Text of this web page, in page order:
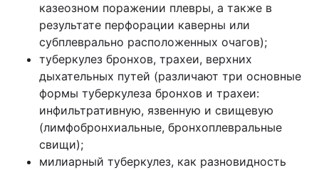
казеозном поражении плевры, а также в
результате перфорации каверны или
субплеврально расположенных очагов);
туберкулез бронхов, трахеи, верхних
дыхательных путей (различают три основные
формы туберкулеза бронхов и трахеи:
инфильтративную, язвенную и свищевую
(лимфобронхиальные, бронхоплевральные
свищи);
милиарный туберкулез, как разновидность